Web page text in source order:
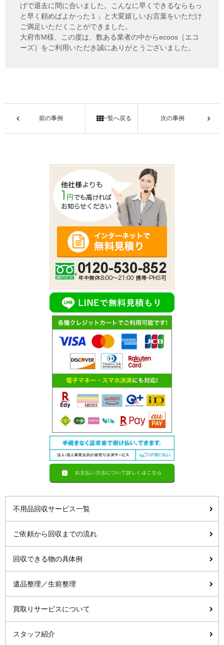
げで退去に間に合いました。こんなに早くできるならもっ
と早く頼めばよかった１」と大変嬉しいお言葉をいただけ
ご満足いただくことができました。
大府市M様、この度は、数ある業者の中からecoos［エコ
ーズ］をご利用いただき誠にありがとうございました。
前の事例 一覧へ戻る 次の事例
不用品回収サービス一覧
ご依頼から回収までの流れ
回収できる物の具体例
遺品整理／生前整理
買取りサービスについて
スタッフ紹介